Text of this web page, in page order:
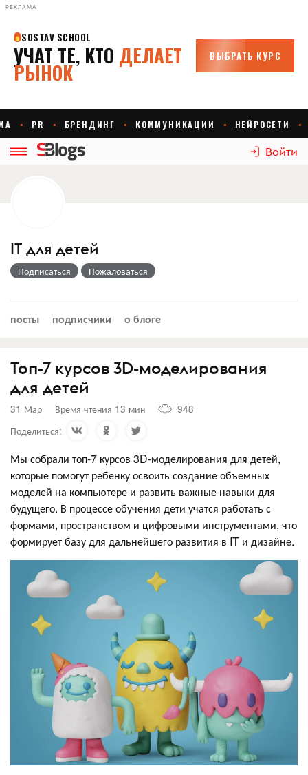
РЕКЛАМА
Войти
IT для детей
Подписаться Пожаловаться
посты подписчики о блоге
Топ-7 курсов 3D-моделирования
для детей
31 Мар Время чтения 13 мин
948
Поделиться:
Мы собрали топ-7 курсов 3D-моделирования для детей,
которые помогут ребенку освоить создание объемных
моделей на компьютере и развить важные навыки для
будущего. В процессе обучения дети учатся работать с
формами, пространством и цифровыми инструментами, что
формирует базу для дальнейшего развития в IT и дизайне.